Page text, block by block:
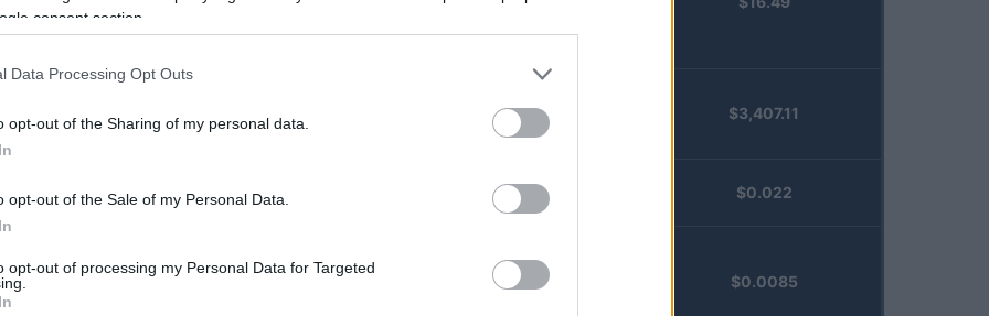
consent section.
Data Processing Opt Outs
opt-out of the Sharing of my personal data.
opt-out of the Sale of my Personal Data.
opt-out of processing my Personal Data for Targeted
Quando il pavimento è pericoloso:
sentenza sul condominio e sulla
responsabilità civile
primo piano l'applicazione dell'art. 2051 c.c. e il dovere di
manutenzione del condominio
$3,407.11
$0.022
$0.0085